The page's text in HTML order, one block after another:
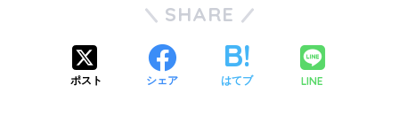
SHARE
ポスト シェア はてブ LINE